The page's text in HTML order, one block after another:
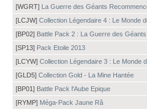
[WGRT] La Guerre des Géants
[LCJW] Collection Légendaire 4 : Le Monde
[BP02] Battle Pack 2 : La Guerre des Géants
[SP13] Pack Etoile 2013
[LCYW] Collection Légendaire 3 : Le Monde
[GLD5] Collection Gold - La Mine Hantée
[BP01] Battle Pack l'Aube Epique
[RYMP] Méga-Pack Jaune Râ